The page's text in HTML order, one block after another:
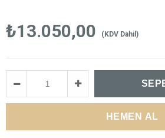
₺13.050,00 (KDV Dahil)